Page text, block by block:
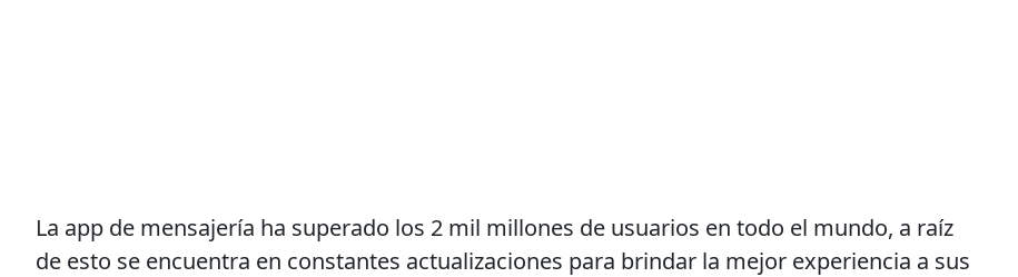
La app de mensajería ha superado los 2 mil millones de usuarios en todo el mundo, a raíz
de esto se encuentra en constantes actualizaciones para brindar la mejor experiencia a sus